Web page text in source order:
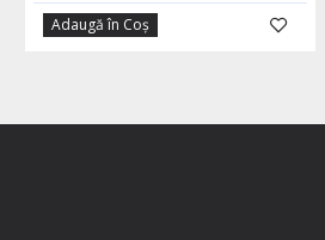
Adaugă în Coş